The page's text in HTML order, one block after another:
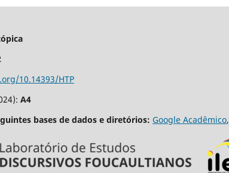
10.14393/HTP
A4
bases de dados e diretórios: Google Acadêmico,